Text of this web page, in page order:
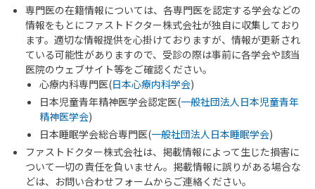
専門医の在籍情報については、各専門医を認定する学会などの
情報をもとにファストドクター株式会社が独自に収集しており
ます。適切な情報提供を心掛けておりますが、情報が更新され
ている可能性がありますので、受診の際は事前に各学会や該当
医院のウェブサイト等をご確認ください。
心療内科専門医(日本心療内科学会)
日本児童青年精神医学会認定医(一般社団法人日本児童青年
精神医学会)
日本睡眠学会総合専門医(一般社団法人日本睡眠学会)
ファストドクター株式会社は、掲載情報によって生じた損害に
ついて一切の責任を負いません。掲載情報に誤りがある場合な
どは、お問い合わせフォームからご連絡ください。